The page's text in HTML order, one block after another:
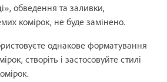
обведення та заливки,
комірок, не буде замінено.
однакове форматування
створіть і застосовуйте стилі